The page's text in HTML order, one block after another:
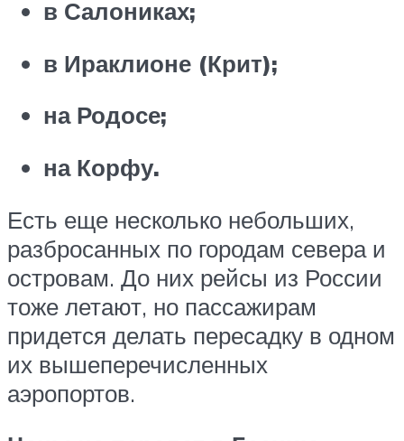
в Салониках;
в Ираклионе (Крит);
на Родосе;
на Корфу.
Есть еще несколько небольших,
разбросанных по городам севера и
островам. До них рейсы из России
тоже летают, но пассажирам
придется делать пересадку в одном
их вышеперечисленных
аэропортов.